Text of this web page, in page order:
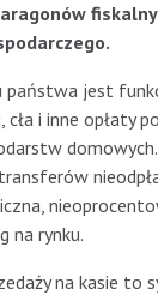
państwa jest
i inne opłaty
na rynku.
na kasie to